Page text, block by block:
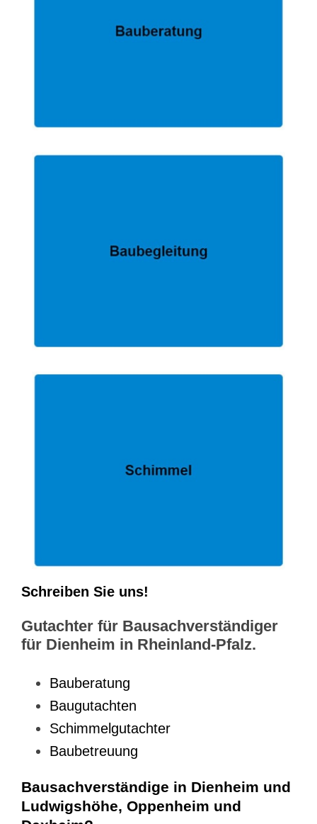
Schreiben Sie uns!
Gutachter für Bausachverständiger
für Dienheim in Rheinland-Pfalz.
Bauberatung
Baugutachten
Schimmelgutachter
Baubetreuung
Bausachverständige in Dienheim und
Ludwigshöhe, Oppenheim und